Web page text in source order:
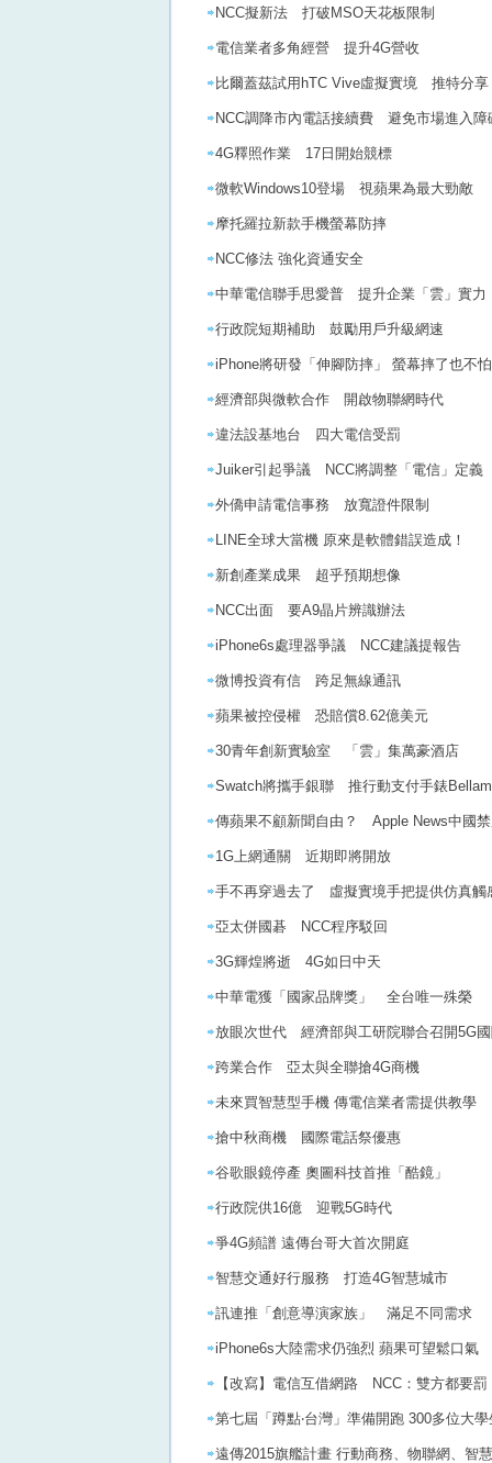
NCC擬新法 打破MSO天花板限制
電信業者多角經營 提升4G營收
比爾蓋茲試用hTC Vive虛擬實境 推特分享
NCC調降市內電話接續費 避免市場進入障
4G釋照作業 17日開始競標
微軟Windows10登場 視蘋果為最大勁敵
摩托羅拉新款手機螢幕防摔
NCC修法 強化資通安全
中華電信聯手思愛普 提升企業「雲」實力
行政院短期補助 鼓勵用戶升級網速
iPhone將研發「伸腳防摔」 螢幕摔了也不怕
經濟部與微軟合作 開啟物聯網時代
違法設基地台 四大電信受罰
Juiker引起爭議 NCC將調整「電信」定義
外僑申請電信事務 放寬證件限制
LINE全球大當機 原來是軟體錯誤造成！
新創產業成果 超乎預期想像
NCC出面 要A9晶片辨識辦法
iPhone6s處理器爭議 NCC建議提報告
微博投資有信 跨足無線通訊
蘋果被控侵權 恐賠償8.62億美元
30青年創新實驗室 「雲」集萬豪酒店
Swatch將攜手銀聯 推行動支付手錶
傳蘋果不顧新聞自由？ Apple News中國
1G上網通關 近期即將開放
手不再穿過去了 虛擬實境手把提供仿真觸
亞太併國碁 NCC程序駁回
3G輝煌將逝 4G如日中天
中華電獲「國家品牌獎」 全台唯一殊榮
放眼次世代 經濟部與工研院聯合召開5G
跨業合作 亞太與全聯搶4G商機
未來買智慧型手機 傳電信業者需提供教學
搶中秋商機 國際電話祭優惠
谷歌眼鏡停產 奧圖科技首推「酷鏡」
行政院供16億 迎戰5G時代
爭4G頻譜 遠傳台哥大首次開庭
智慧交通好行服務 打造4G智慧城市
訊連推「創意導演家族」 滿足不同需求
iPhone6s大陸需求仍強烈 蘋果可望鬆口氣
【改寫】電信互借網路 NCC：雙方都要罰
第七屆「蹲點‧台灣」準備開跑 300多位大
遠傳2015旗艦計畫 行動商務、物聯網、智